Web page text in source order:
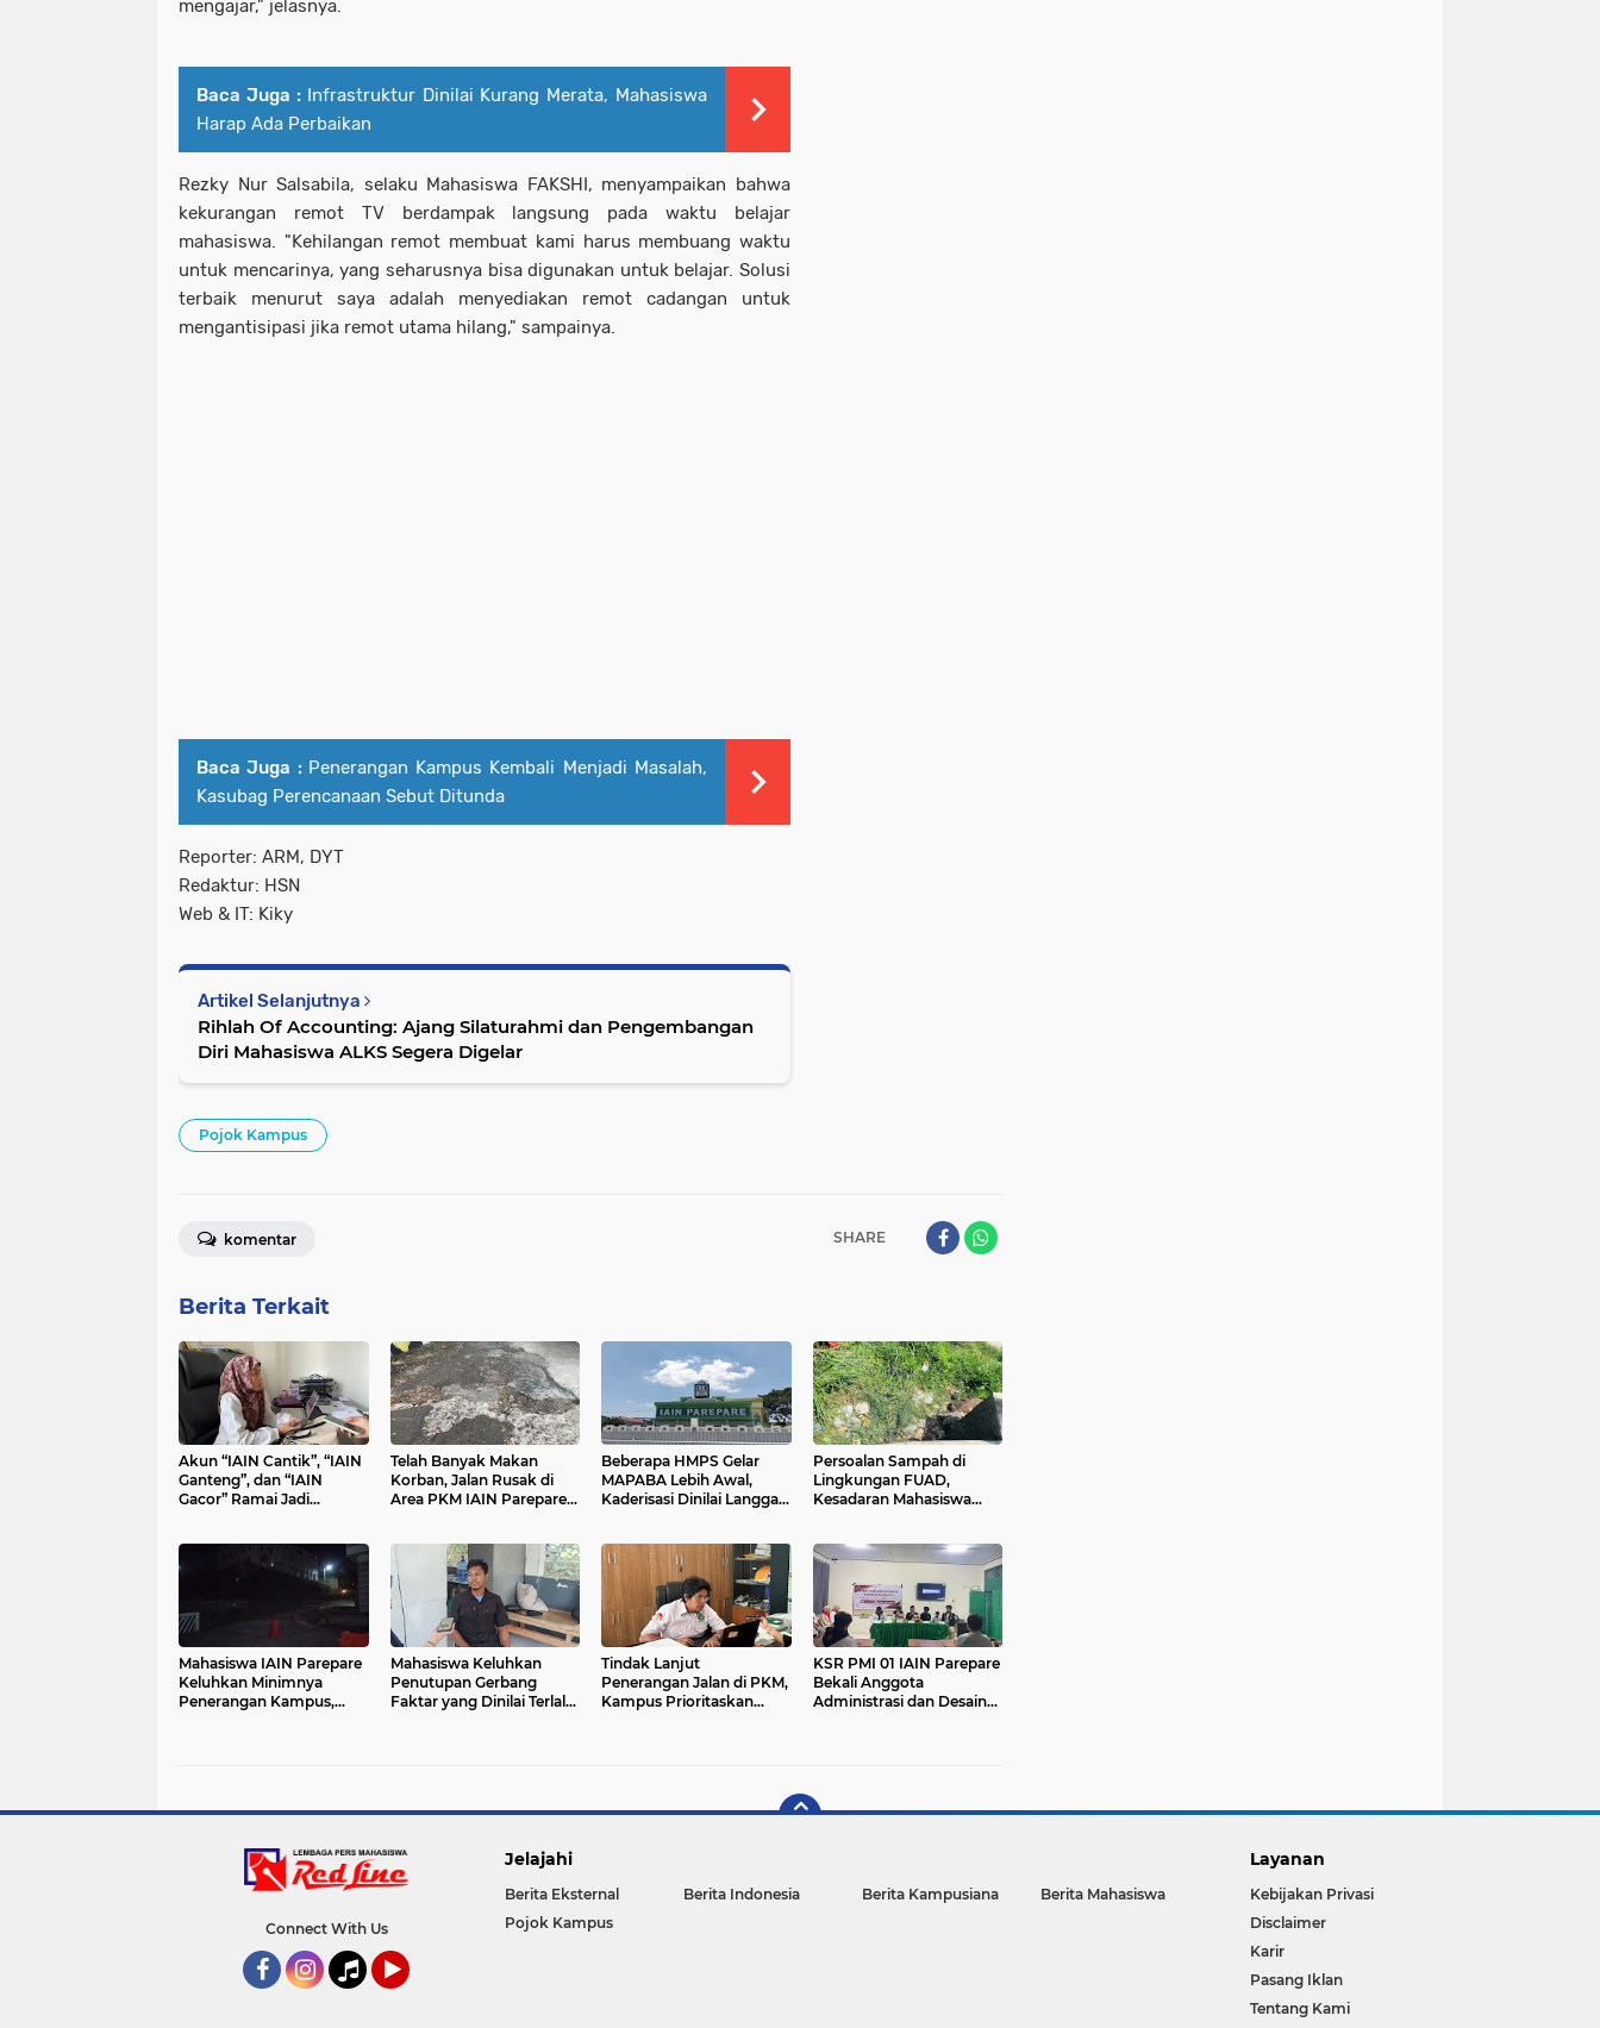
mengajar," jelasnya.
Baca Juga : Infrastruktur Dinilai Kurang Merata, Mahasiswa
Harap Ada Perbaikan
Rezky Nur Salsabila, selaku Mahasiswa FAKSHI, menyampaikan bahwa
kekurangan remot TV berdampak langsung pada waktu belajar
mahasiswa. "Kehilangan remot membuat kami harus membuang waktu
untuk mencarinya, yang seharusnya bisa digunakan untuk belajar. Solusi
terbaik menurut saya adalah menyediakan remot cadangan untuk
mengantisipasi jika remot utama hilang," sampainya.
Baca Juga : Penerangan Kampus Kembali Menjadi Masalah,
Kasubag Perencanaan Sebut Ditunda
Reporter: ARM, DYT
Redaktur: HSN
Web & IT: Kiky
Artikel Selanjutnya
Rihlah Of Accounting: Ajang Silaturahmi dan Pengembangan
Diri Mahasiswa ALKS Segera Digelar
Pojok Kampus
SHARE
komentar
Berita Terkait
Akun “IAIN Cantik”, “IAIN
Ganteng”, dan “IAIN
Gacor” Ramai Jadi
Telah Banyak Makan
Korban, Jalan Rusak di
Area PKM IAIN Parepare
Beberapa HMPS Gelar
MAPABA Lebih Awal,
Kaderisasi Dinilai Langgar
Persoalan Sampah di
Lingkungan FUAD,
Kesadaran Mahasiswa
Mahasiswa IAIN Parepare
Keluhkan Minimnya
Penerangan Kampus,
Mahasiswa Keluhkan
Penutupan Gerbang
Faktar yang Dinilai Terlalu
Tindak Lanjut
Penerangan Jalan di PKM,
Kampus Prioritaskan
KSR PMI 01 IAIN Parepare
Bekali Anggota
Administrasi dan Desain
Connect With Us
Jelajahi
Berita Eksternal Berita Indonesia Berita Kampusiana
Berita Mahasiswa
Pojok Kampus
Layanan
Kebijakan Privasi
Disclaimer
Karir
Pasang Iklan
Tentang Kami